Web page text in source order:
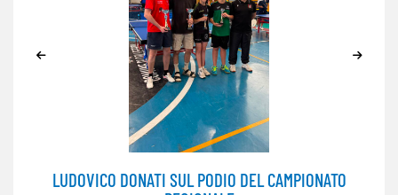
LUDOVICO DONATI SUL PODIO DEL CAMPIONATO